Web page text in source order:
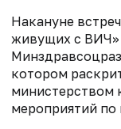
Накануне
живущих с ВИЧ»
котором
министерством
мероприятий